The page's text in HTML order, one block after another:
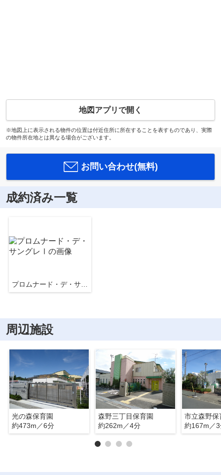
地図アプリで開く
※地図上に表示される物件の位置は付近住所に所在することを表すものであり、実際
の物件所在地とは異なる場合がございます。
お問い合わせ(無料)
成約済み一覧
プロムナード・デ・サングレⅠ
周辺施設
光の森保育園
約473m／6分
森野三丁目保育園
約262m／4分
市立森野保
約167m／